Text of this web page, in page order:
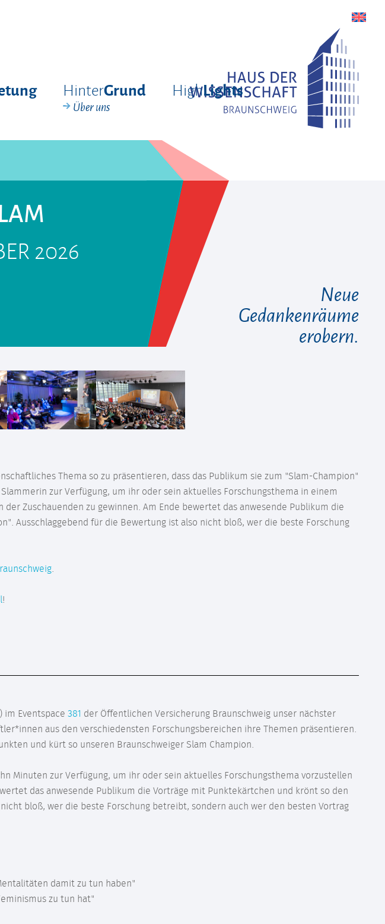
HinterGrund
Über uns
HighLights
2026
Neue
Gedankenräume
erobern.
Thema so zu präsentieren, dass das Publikum sie zum "Slam-Champion"
zur Verfügung, um ihr oder sein aktuelles Forschungsthema in einem
Zuschauenden zu gewinnen. Am Ende bewertet das anwesende Publikum die
Ausschlaggebend für die Bewertung ist also nicht bloß, wer die beste Forschung
!
im Eventspace381 der Öffentlichen Versicherung Braunschweig unser nächster
aus den verschiedensten Forschungsbereichen ihre Themen präsentieren.
und kürt so unseren Braunschweiger Slam Champion.
Minuten zur Verfügung, um ihr oder sein aktuelles Forschungsthema vorzustellen
das anwesende Publikum die Vorträge mit Punktekärtchen und krönt so den
bloß, wer die beste Forschung betreibt, sondern auch wer den besten Vortrag
damit zu tun haben"
zu tun hat"